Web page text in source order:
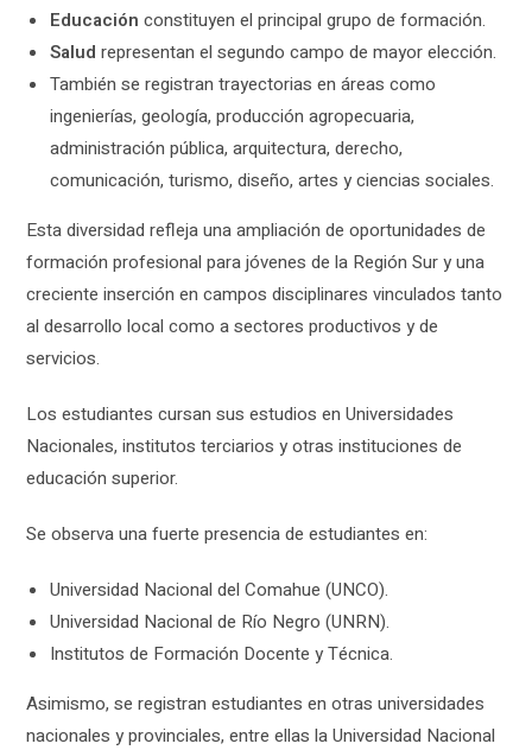
Educación constituyen el principal grupo de formación.
Salud representan el segundo campo de mayor elección.
También se registran trayectorias en áreas como
ingenierías, geología, producción agropecuaria,
administración pública, arquitectura, derecho,
comunicación, turismo, diseño, artes y ciencias sociales.
Esta diversidad refleja una ampliación de oportunidades de
formación profesional para jóvenes de la Región Sur y una
creciente inserción en campos disciplinares vinculados tanto
al desarrollo local como a sectores productivos y de
servicios.
Los estudiantes cursan sus estudios en Universidades
Nacionales, institutos terciarios y otras instituciones de
educación superior.
Se observa una fuerte presencia de estudiantes en:
Universidad Nacional del Comahue (UNCO).
Universidad Nacional de Río Negro (UNRN).
Institutos de Formación Docente y Técnica.
Asimismo, se registran estudiantes en otras universidades
nacionales y provinciales, entre ellas la Universidad Nacional